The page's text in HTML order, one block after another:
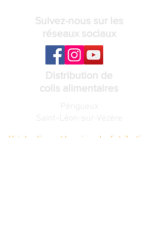
Suivez-nous sur les
réseaux sociaux
Distribution de
colis alimentaires
Périgueux
Saint-Léon-sur-Vézère
Voir les lieux et horaires de distribution